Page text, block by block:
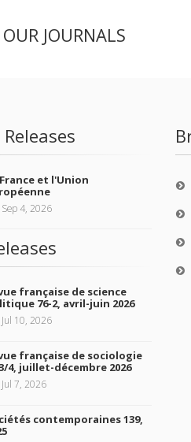
JOURNALS
et l'Union
Sep 4, 2026
française de science
76-2, avril-juin 2026
Jul 10, 2026
française de sociologie
4, juillet-décembre 2026
Jul 7, 2026
contemporaines 139,